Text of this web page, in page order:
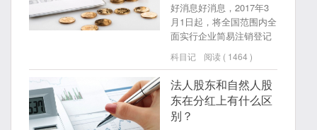
好消息好消息，2017年3
月1日起，将全国范围内全
面实行企业简易注销登记
改革。
科目记 阅读 ( 1464 )
法人股东和自然人股
东在分红上有什么区
别？